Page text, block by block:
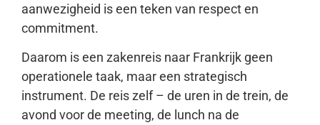
aanwezigheid is een teken van respect en
commitment.
Daarom is een zakenreis naar Frankrijk geen
operationele taak, maar een strategisch
instrument. De reis zelf – de uren in de trein, de
avond voor de meeting, de lunch na de